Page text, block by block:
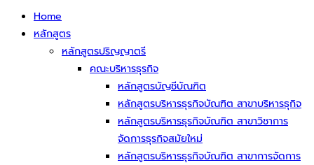
Home
หลักสูตร
หลักสูตรปริญญาตรี
คณะบริหารธุรกิจ
หลักสูตรบัญชีบัณฑิต
หลักสูตรบริหารธุรกิจบัณฑิต สาขาบริหารธุกิจ
หลักสูตรบริหารธุรกิจบัณฑิต สาขาวิชาการ
จัดการธุรกิจสมัยใหม่
หลักสูตรบริหารธุรกิจบัณฑิต สาขาการจัดการ